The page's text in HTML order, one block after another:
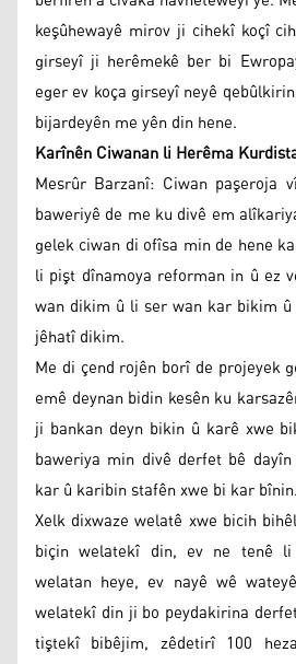
keşûhewayê mirov ji cihekî koçî
girseyî ji herêmekê ber bi
eger ev koça girseyî neyê
bijardeyên me yên din hene.
Karînên Ciwanan li Herêma
Mesrûr Barzanî: Ciwan
baweriyê de me ku divê em
gelek ciwan di ofîsa min de hene
li pişt dînamoya reforman in û ez
wan dikim û li ser wan kar bikim
jêhatî dikim.
Me di çend rojên borî de projeyek
emê deynan bidin kesên ku
ji bankan deyn bikin û karê xwe
baweriya min divê derfet bê
kar û karibin stafên xwe bi kar bînin.
Xelk dixwaze welatê xwe bicih
biçin welatekî din, ev ne tenê
welatan heye, ev nayê wê
welatekî din ji bo peydakirina
tiştekî bibêjim, zêdetirî 100